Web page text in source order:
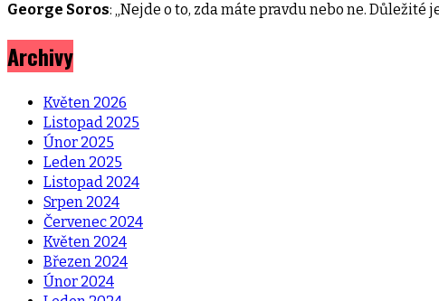
George Soros: „Nejde o to, zda máte pravdu nebo ne.
Archivy
Květen 2026
Listopad 2025
Únor 2025
Leden 2025
Listopad 2024
Srpen 2024
Červenec 2024
Květen 2024
Březen 2024
Únor 2024